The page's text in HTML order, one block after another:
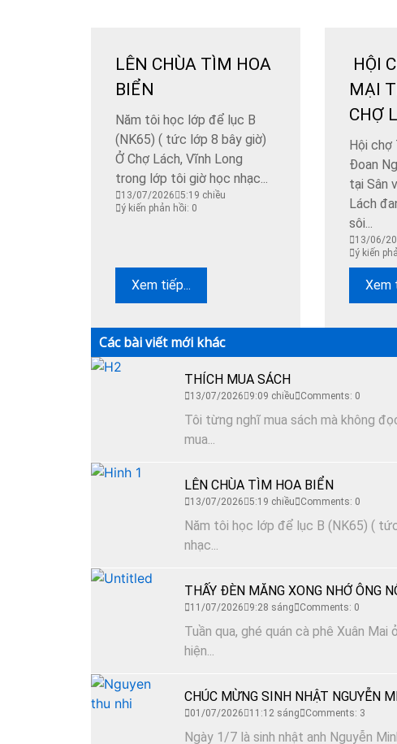
LÊN CHÙA TÌM HOA
BIỂN
Năm tôi học lớp để lục B
(NK65) ( tức lớp 8 bây giờ)
Ở Chợ Lách, Vĩnh Long
trong lớp tôi giờ học nhạc...
13/07/2026
5:19 chiều
ý kiến phản hồi: 0
Xem tiếp...
HỘI
MẠI
CHỢ
​Hội chợ
Đoan
tại Sân
Lách
sôi...
13/06/
ý kiến
Xem
Các bài viết mới khác
THÍCH MUA SÁCH
13/07/2026 9:09 chiều Comments: 0
Tôi từng nghĩ mua sách mà không
mua...
LÊN CHÙA TÌM HOA BIỂN
13/07/2026 5:19 chiều Comments: 0
Năm tôi học lớp để lục B (NK65) (
nhạc...
THẤY ĐÈN MĂNG XONG NHỚ ÔNG
11/07/2026 9:28 sáng Comments: 0
Tuần qua, ghé quán cà phê Xuân
hiện...
CHÚC MỪNG SINH NHẬT NGUYỄN
01/07/2026 11:12 sáng Comments: 3
Ngày 1/7 là sinh nhật anh Nguyễn